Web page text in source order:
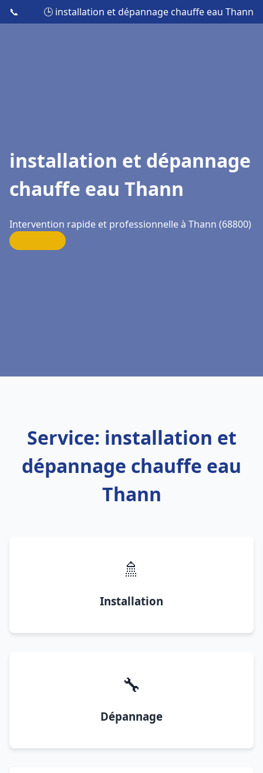
📞 🕒 installation et dépannage chauffe eau Thann
installation et dépannage
chauffe eau Thann
Intervention rapide et professionnelle à Thann (68800)
Service: installation et
dépannage chauffe eau
Thann
🚿
Installation
🔧
Dépannage